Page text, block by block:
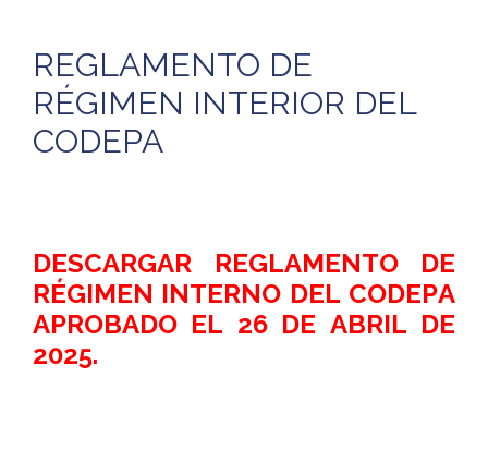
REGLAMENTO DE
RÉGIMEN INTERIOR DEL
CODEPA
DESCARGAR REGLAMENTO DE
RÉGIMEN INTERNO DEL CODEPA
APROBADO EL 26 DE ABRIL DE
2025.